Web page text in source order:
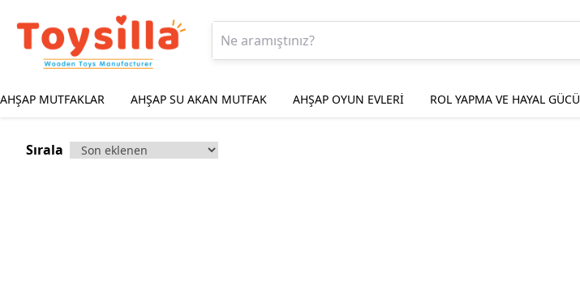
AHŞAP MUTFAKLAR AHŞAP SU AKAN MUTFAK AHŞAP OYUN EVLERİ ROL YAPMA VE HAYAL GÜCÜ
Sırala